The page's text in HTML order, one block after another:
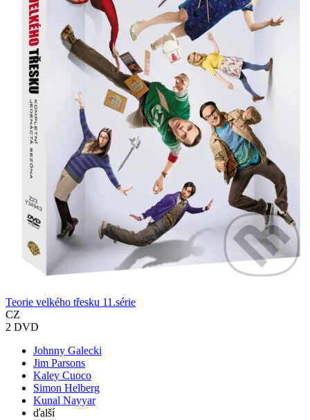
Teorie velkého třesku 11.série
CZ
2 DVD
Johnny Galecki
Jim Parsons
Kaley Cuoco
Simon Helberg
Kunal Nayyar
ďalší